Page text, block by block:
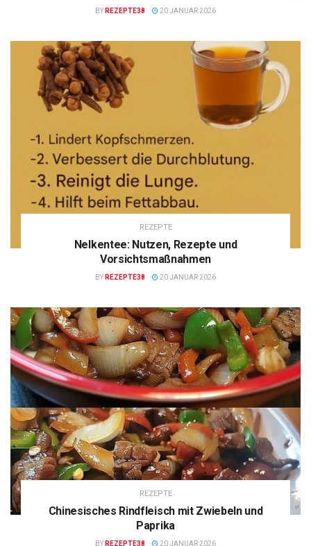
BY REZEPTE38 20 JANUAR 2026
REZEPTE
Nelkentee: Nutzen, Rezepte und
Vorsichtsmaßnahmen
BY REZEPTE38 20 JANUAR 2026
REZEPTE
Chinesisches Rindfleisch mit Zwiebeln und
Paprika
BY REZEPTE38 20 JANUAR 2026